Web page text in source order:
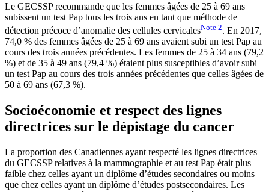
Le GECSSP recommande que les femmes âgées de 25 à 69 ans
subissent un test Pap tous les trois ans en tant que méthode de
détection précoce d’anomalie des cellules cervicalesNote 2. En 2017,
74,0 % des femmes âgées de 25 à 69 ans avaient subi un test Pap au
cours des trois années précédentes. Les femmes de 25 à 34 ans (79,2
%) et de 35 à 49 ans (79,4 %) étaient plus susceptibles d’avoir subi
un test Pap au cours des trois années précédentes que celles âgées de
50 à 69 ans (67,3 %).
Socioéconomie et respect des lignes
directrices sur le dépistage du cancer
La proportion des Canadiennes ayant respecté les lignes directrices
du GECSSP relatives à la mammographie et au test Pap était plus
faible chez celles ayant un diplôme d’études secondaires ou moins
que chez celles ayant un diplôme d’études postsecondaires. Les